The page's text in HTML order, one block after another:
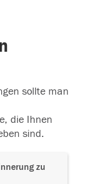
sollte man
die Ihnen
sind.
zu